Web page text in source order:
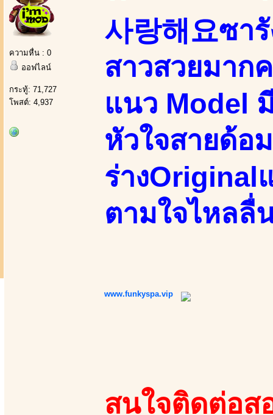
ความหื่น : 0
ออฟไลน์
กระทู้: 71,727
โพสต์: 4,937
사랑해요ซา
สาวสวยมาก
แนว Model
หัวใจสายด้อ
ร่างOriginal
ตามใจไหลลื่
www.funkyspa.vip
สนใจติดต่อส